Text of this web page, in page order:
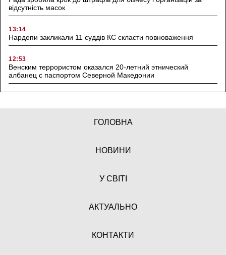
відсутність масок
13:14
Нардепи закликали 11 суддів КС скласти повноваження
12:53
Венским террористом оказался 20-летний этнический
албанец с паспортом Северной Македонии
ГОЛОВНА
НОВИНИ
У СВІТІ
АКТУАЛЬНО
КОНТАКТИ